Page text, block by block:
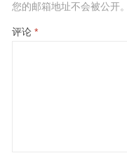
您的邮箱地址不会被公开。
评论 *